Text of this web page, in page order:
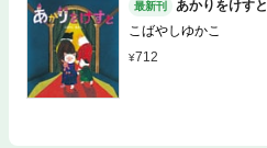
最新刊
あかりをけすと
こばやしゆかこ
712